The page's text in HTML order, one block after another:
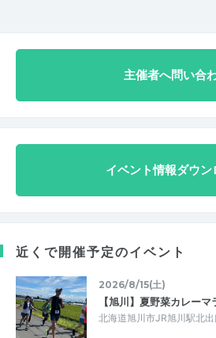
主催者へ問い合
イベント情報ダウン
近くで開催予定のイベント
2026/8/15(土)
【旭川】夏野菜カレーマ
北海道旭川市JR旭川駅北